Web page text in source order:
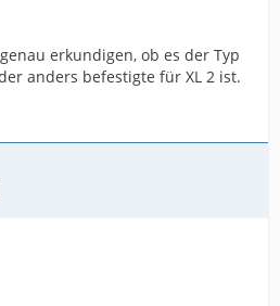
erkundigen, ob es der Typ
anders befestigte für XL 2 ist.